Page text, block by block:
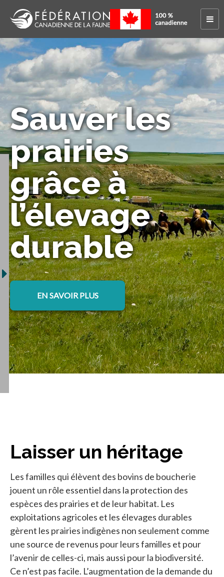
Sauver les
prairies
grâce à
l’élevage
durable
EN SAVOIR PLUS
Laisser un héritage
Les familles qui élèvent des bovins de boucherie
jouent un rôle essentiel dans la protection des
espèces des prairies et de leur habitat. Les
exploitations agricoles et les élevages durables
gèrent les prairies indigènes non seulement comme
une source de revenus pour leurs familles et pour
l’avenir de celles-ci, mais aussi pour la biodiversité.
Ce n’est pas facile. L’augmentation de la demande du